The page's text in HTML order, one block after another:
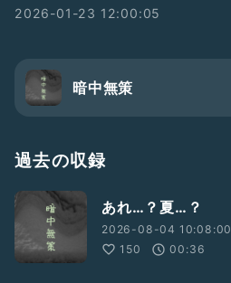
2026-01-23 12:00:05
暗中無策
過去の収録
あれ…？夏…？
2026-08-04 10:08:00
150
00:36